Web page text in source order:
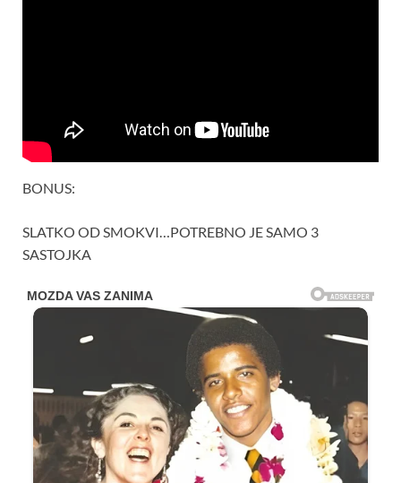
BONUS:
SLATKO OD SMOKVI…POTREBNO JE SAMO 3
SASTOJKA